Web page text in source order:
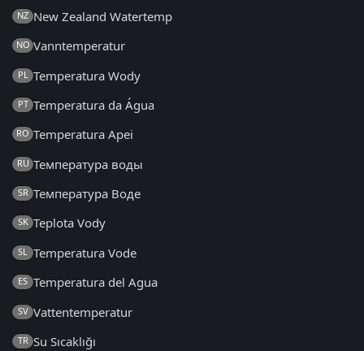
NZ New Zealand Watertemp
NO Vanntemperatur
PL Temperatura Wody
PT Temperatura da Água
RO Temperatura Apei
RU Температура воды
SR Температура Воде
SK Teplota Vody
SL Temperatura Vode
ES Temperatura del Agua
SV Vattentemperatur
TR Su Sıcaklığı